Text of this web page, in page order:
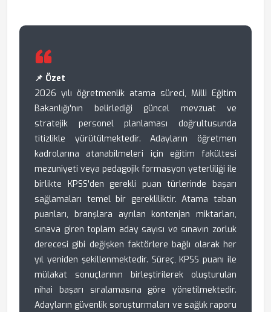
📌 Özet
2026 yılı öğretmenlik atama süreci, Milli Eğitim
Bakanlığı'nın belirlediği güncel mevzuat ve
stratejik personel planlaması doğrultusunda
titizlikle yürütülmektedir. Adayların öğretmen
kadrolarına atanabilmeleri için eğitim fakültesi
mezuniyeti veya pedagojik formasyon yeterliliği ile
birlikte KPSS'den gerekli puan türlerinde başarı
sağlamaları temel bir gerekliliktir. Atama taban
puanları, branşlara ayrılan kontenjan miktarları,
sınava giren toplam aday sayısı ve sınavın zorluk
derecesi gibi değişken faktörlere bağlı olarak her
yıl yeniden şekillenmektedir. Süreç, KPSS puanı ile
mülakat sonuçlarının birleştirilerek oluşturulan
nihai başarı sıralamasına göre yönetilmektedir.
Adayların güvenlik soruşturmaları ve sağlık raporu